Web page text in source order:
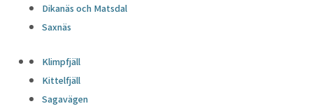
Dikanäs och Matsdal
Saxnäs
Klimpfjäll
Kittelfjäll
Sagavägen